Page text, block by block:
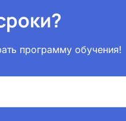
программу обучения!